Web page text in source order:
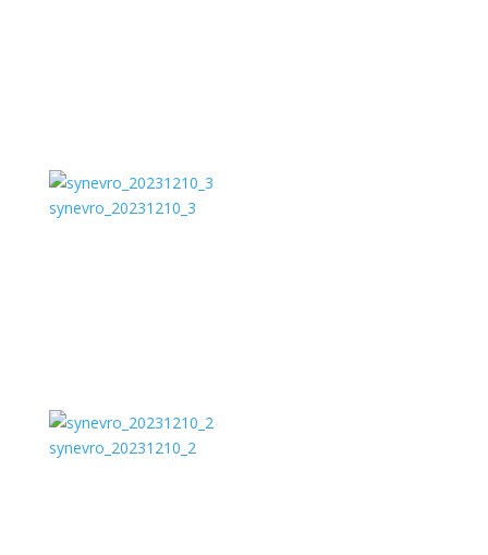
synevro_20231210_3
synevro_20231210_2